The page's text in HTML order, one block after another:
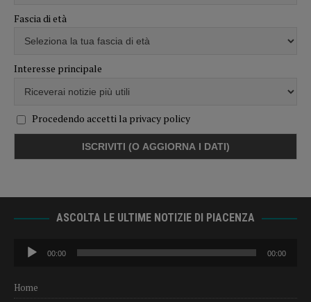
Fascia di età
Interesse principale
Procedendo accetti la privacy policy
ASCOLTA LE ULTIME NOTIZIE DI PIACENZA
Audio
Player
00:00 00:00
Home